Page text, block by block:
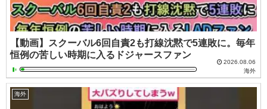
【動画】スクーバル6回自責2も打線沈黙で5連敗に。毎年
恒例の苦しい時期に入るドジャースファン
2026.08.06
海外
海外